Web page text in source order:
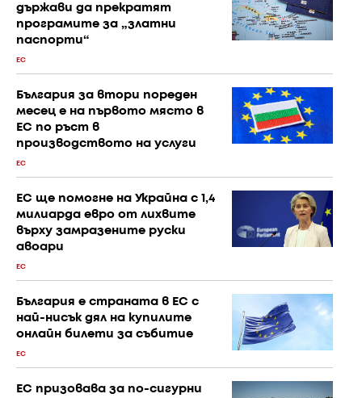
държави да прекратят
програмите за „златни
паспорти“
ЕС
България за втори пореден
месец е на първото място в
ЕС по ръст в
производството на услуги
ЕС
ЕС ще помогне на Украйна с 1,4
милиарда евро от лихвите
върху замразените руски
авоари
ЕС
България е страната в ЕС с
най-нисък дял на купилите
онлайн билети за събитие
ЕС
ЕС призовава за по-сигурни